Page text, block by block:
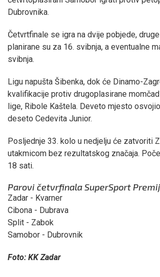
Dubrovnika.
Četvrtfinale se igra na dvije pobjede,
planirane su za 16. svibnja, a eventualne
svibnja.
Ligu napušta Šibenka, dok će Dinamo-
kvalifikacije protiv drugoplasirane
lige, Ribole Kaštela. Deveto mjesto
deseto Cedevita Junior.
Posljednje 33. kolo u nedjelju će zatvoriti
utakmicom bez rezultatskog značaja.
18 sati.
Parovi četvrfinala SuperSport
Zadar - Kvarner
Cibona - Dubrava
Split - Zabok
Samobor - Dubrovnik
Foto: KK Zadar